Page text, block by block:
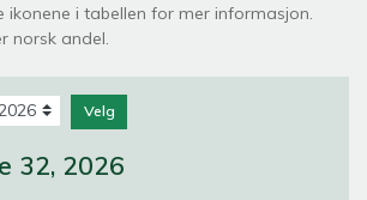
ikonene i tabellen for mer informasjon.
norsk andel.
32, 2026
Velg